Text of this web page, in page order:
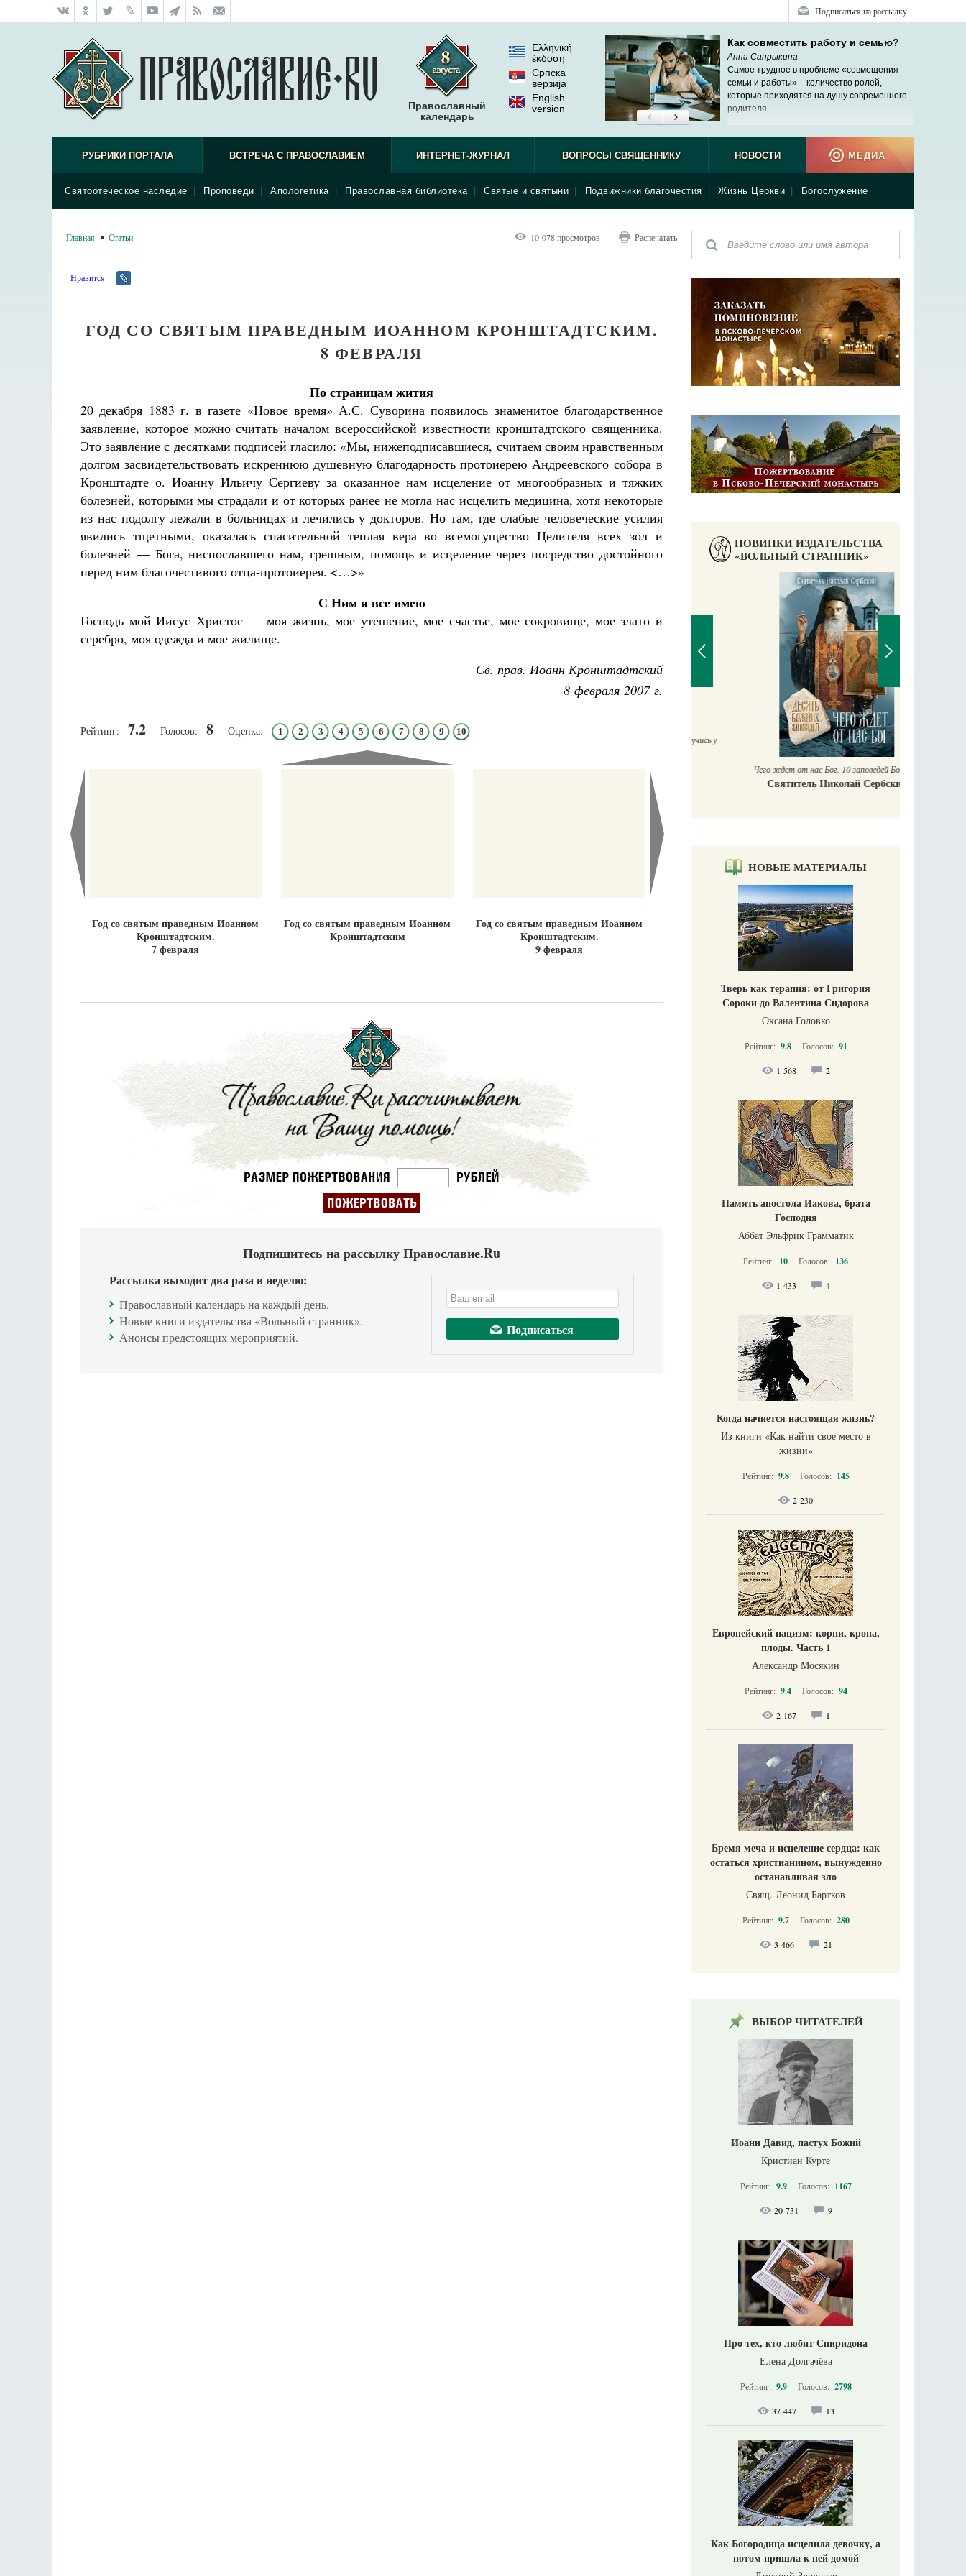
Подписаться на рассылку
Православный
календарь
Ελληνική
έκδοση
Српска
верзиjа
English
version
Как совместить работу и семью?
Анна Сапрыкина
Самое трудное в проблеме «совмещения
семьи и работы» – количество ролей,
которые приходятся на душу современного
родителя.
РУБРИКИ ПОРТАЛА ВСТРЕЧА С ПРАВОСЛАВИЕМ
Святоотеческое наследие Проповеди Апологетика Православная библиотека Святые и святыни Подвижники благочестия Жизнь Церкви Богослужение
ИНТЕРНЕТ-ЖУРНАЛ ВОПРОСЫ СВЯЩЕННИКУ НОВОСТИ МЕДИА
Главная Статьи 10 078 просмотров Распечатать
Нравится
ГОД СО СВЯТЫМ ПРАВЕДНЫМ ИОАННОМ КРОНШТАДТСКИМ.
8 ФЕВРАЛЯ
По страницам жития
20 декабря 1883 г. в газете «Новое время» А.С. Суворина появилось знаменитое благодарственное
заявление, которое можно считать началом всероссийской известности кронштадтского священника.
Это заявление с десятками подписей гласило: «Мы, нижеподписавшиеся, считаем своим нравственным
долгом засвидетельствовать искреннюю душевную благодарность протоиерею Андреевского собора в
Кронштадте о. Иоанну Ильичу Сергиеву за оказанное нам исцеление от многообразных и тяжких
болезней, которыми мы страдали и от которых ранее не могла нас исцелить медицина, хотя некоторые
из нас подолгу лежали в больницах и лечились у докторов. Но там, где слабые человеческие усилия
явились тщетными, оказалась спасительной теплая вера во всемогущество Целителя всех зол и
болезней — Бога, ниспославшего нам, грешным, помощь и исцеление через посредство достойного
перед ним благочестивого отца-протоиерея. <…>»
С Ним я все имею
Господь мой Иисус Христос — моя жизнь, мое утешение, мое счастье, мое сокровище, мое злато и
серебро, моя одежда и мое жилище.
Св. прав. Иоанн Кронштадтский
8 февраля 2007 г.
Рейтинг: 7.2 Голосов: 8 Оценка: 1 2 3 4 5 6 7 8 9 10
Год со святым праведным Иоанном
Кронштадтским.
7 февраля
Год со святым праведным Иоанном
Кронштадтским
Год со святым праведным Иоанном
Кронштадтским.
9 февраля
Подпишитесь на рассылку Православие.Ru
Рассылка выходит два раза в неделю:
Православный календарь на каждый день.
Новые книги издательства «Вольный странник».
Анонсы предстоящих мероприятий.
НОВИНКИ ИЗДАТЕЛЬСТВА
«ВОЛЬНЫЙ СТРАННИК»
Чего ждет от нас Бог. 10 заповедей Божиих
Святитель Николай Сербский
НОВЫЕ МАТЕРИАЛЫ
Тверь как терапия: от Григория
Сороки до Валентина Сидорова
Оксана Головко
Рейтинг: 9.8 Голосов: 91
1 568 2
Память апостола Иакова, брата
Господня
Аббат Эльфрик Грамматик
Рейтинг: 10 Голосов: 136
1 433 4
Когда начнется настоящая жизнь?
Из книги «Как найти свое место в
жизни​»
Рейтинг: 9.8 Голосов: 145
2 230
Европейский нацизм: корни, крона,
плоды. Часть 1
Александр Мосякин
Рейтинг: 9.4 Голосов: 94
2 167 1
Бремя меча и исцеление сердца: как
остаться христианином, вынужденно
останавливая зло
Свящ. Леонид Бартков
Рейтинг: 9.7 Голосов: 280
3 466 21
ВЫБОР ЧИТАТЕЛЕЙ
Иоанн Давид, пастух Божий
Кристиан Курте
Рейтинг: 9.9 Голосов: 1167
20 731 9
Про тех, кто любит Спиридона
Елена Долгачёва
Рейтинг: 9.9 Голосов: 2798
37 447 13
Как Богородица исцелила девочку, а
потом пришла к ней домой